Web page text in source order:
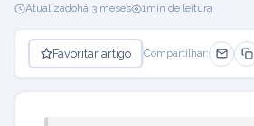
Atualizadohá 3 meses 1min de leitura
Favoritar artigo Compartilhar: